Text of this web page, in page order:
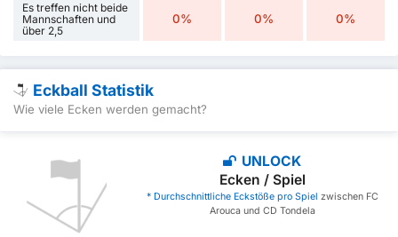
Es treffen nicht beide
Mannschaften und
über 2,5
0% 0% 0%
Eckball Statistik
Wie viele Ecken werden gemacht?
UNLOCK
Ecken / Spiel
* Durchschnittliche Eckstöße pro Spiel zwischen FC
Arouca und CD Tondela